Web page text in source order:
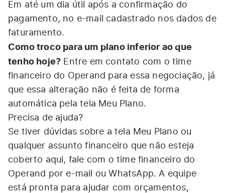
Em até um dia útil após a confirmação do
pagamento, no e-mail cadastrado nos dados de
faturamento.
Como troco para um plano inferior ao que
tenho hoje? Entre em contato com o time
financeiro do Operand para essa negociação, já
que essa alteração não é feita de forma
automática pela tela Meu Plano.
Precisa de ajuda?
Se tiver dúvidas sobre a tela Meu Plano ou
qualquer assunto financeiro que não esteja
coberto aqui, fale com o time financeiro do
Operand por e-mail ou WhatsApp. A equipe
está pronta para ajudar com orçamentos,